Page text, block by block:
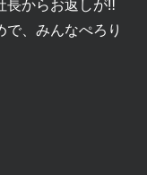
長からお返しが‼
、みんなぺろり